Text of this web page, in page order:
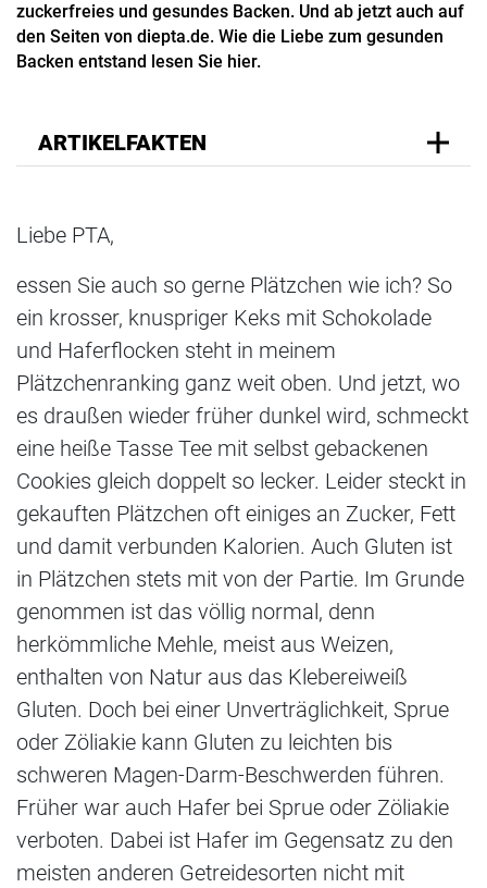
zuckerfreies und gesundes Backen. Und ab jetzt auch auf
den Seiten von diepta.de. Wie die Liebe zum gesunden
Backen entstand lesen Sie hier.
ARTIKELFAKTEN
Liebe PTA,
essen Sie auch so gerne Plätzchen wie ich? So
ein krosser, knuspriger Keks mit Schokolade
und Haferflocken steht in meinem
Plätzchenranking ganz weit oben. Und jetzt, wo
es draußen wieder früher dunkel wird, schmeckt
eine heiße Tasse Tee mit selbst gebackenen
Cookies gleich doppelt so lecker. Leider steckt in
gekauften Plätzchen oft einiges an Zucker, Fett
und damit verbunden Kalorien. Auch Gluten ist
in Plätzchen stets mit von der Partie. Im Grunde
genommen ist das völlig normal, denn
herkömmliche Mehle, meist aus Weizen,
enthalten von Natur aus das Klebereiweiß
Gluten. Doch bei einer Unverträglichkeit, Sprue
oder Zöliakie kann Gluten zu leichten bis
schweren Magen-Darm-Beschwerden führen.
Früher war auch Hafer bei Sprue oder Zöliakie
verboten. Dabei ist Hafer im Gegensatz zu den
meisten anderen Getreidesorten nicht mit